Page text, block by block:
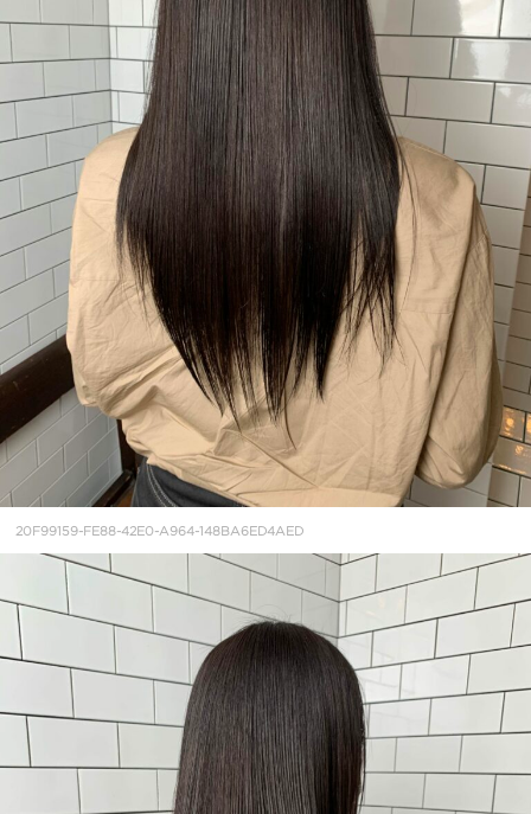
20F99159-FE88-42E0-A964-148BA6ED4AED